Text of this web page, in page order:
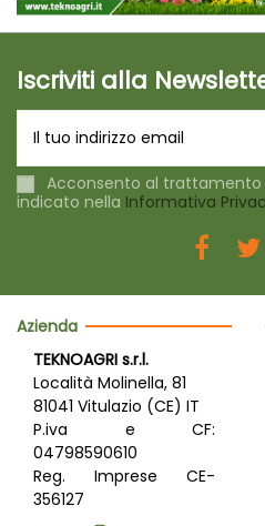
Iscriviti alla
Acconsento al trattamento
indicato nella Informativa
Azienda
TEKNOAGRI s.r.l.
Località Molinella, 81
81041 Vitulazio (CE) IT
P.iva e CF:
04798590610
Reg. Imprese CE-
356127